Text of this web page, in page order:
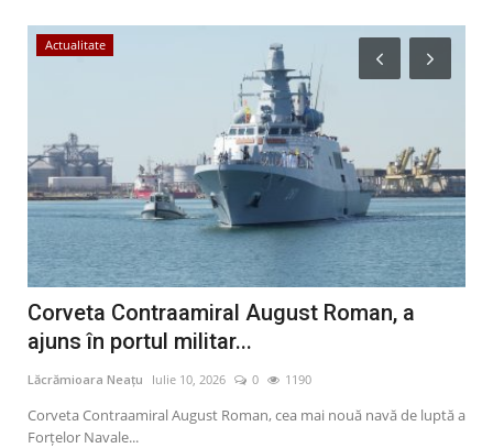
Actualitate
Corveta Contraamiral August Roman, a
ajuns în portul militar...
Lăcrămioara Neațu Iulie 10, 2026 0 1190
Corveta Contraamiral August Roman, cea mai nouă navă de luptă a
Forțelor Navale...